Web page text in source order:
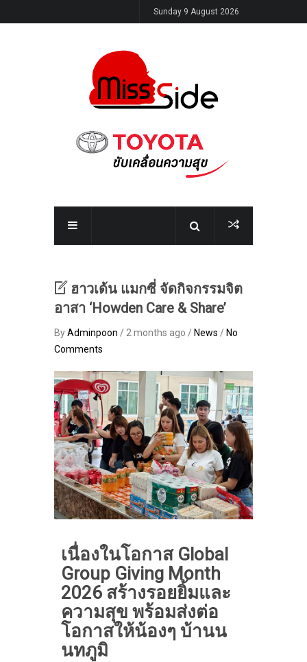
Sunday 9 August 2026
ฮาวเด้น แมกซี่ จัดกิจกรรมจิต
อาสา ‘Howden Care & Share’
ByAdminpoon / 2 months ago / News / No
Comments
เนื่องในโอกาส Global
Group Giving Month
2026 สร้างรอยยิ้มและ
ความสุข พร้อมส่งต่อ
โอกาสให้น้องๆ บ้านน
นทภูมิ